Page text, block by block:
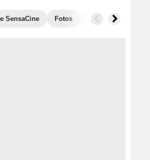
SensaCine Fotos Banda sonora